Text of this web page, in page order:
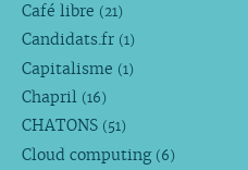
Café libre (21)
Candidats.fr (1)
Capitalisme (1)
Chapril (16)
CHATONS (51)
Cloud computing (6)